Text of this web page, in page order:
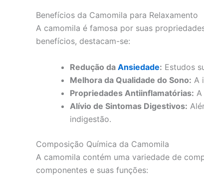
Benefícios da Camomila para Relaxamento
A camomila é famosa por suas
benefícios, destacam-se:
Redução da Ansiedade: Estudos
Melhora da Qualidade do Sono: A
Propriedades Antiinflamatórias:
Alívio de Sintomas Digestivos:
indigestão.
Composição Química da Camomila
A camomila contém uma variedade de
componentes e suas funções: